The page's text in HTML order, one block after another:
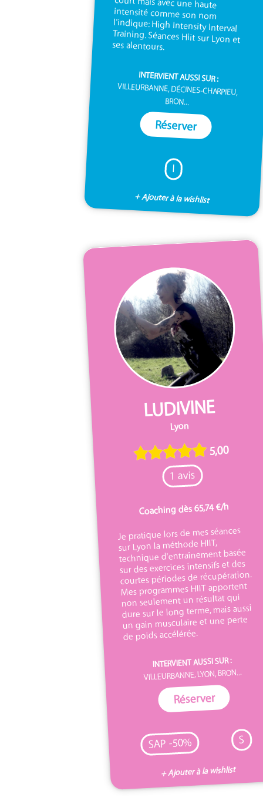
ses alentours.
INTERVIENT AUSSI SUR :
VILLEURBANNE, DÉCINES-CHARPIEU,
BRON...
Réserver
I
+ Ajouter à la wishlist
LUDIVINE
Lyon
5,00
1 avis
Coaching dès 65,74 €/h
Je pratique lors de mes séances
sur Lyon la méthode HIIT,
technique d'entraînement basée
sur des exercices intensifs et des
courtes périodes de récupération.
Mes programmes HIIT apportent
non seulement un résultat qui
dure sur le long terme, mais aussi
un gain musculaire et une perte
de poids accélérée.
INTERVIENT AUSSI SUR :
VILLEURBANNE, LYON, BRON...
Réserver
SAP -50% S
+ Ajouter à la wishlist